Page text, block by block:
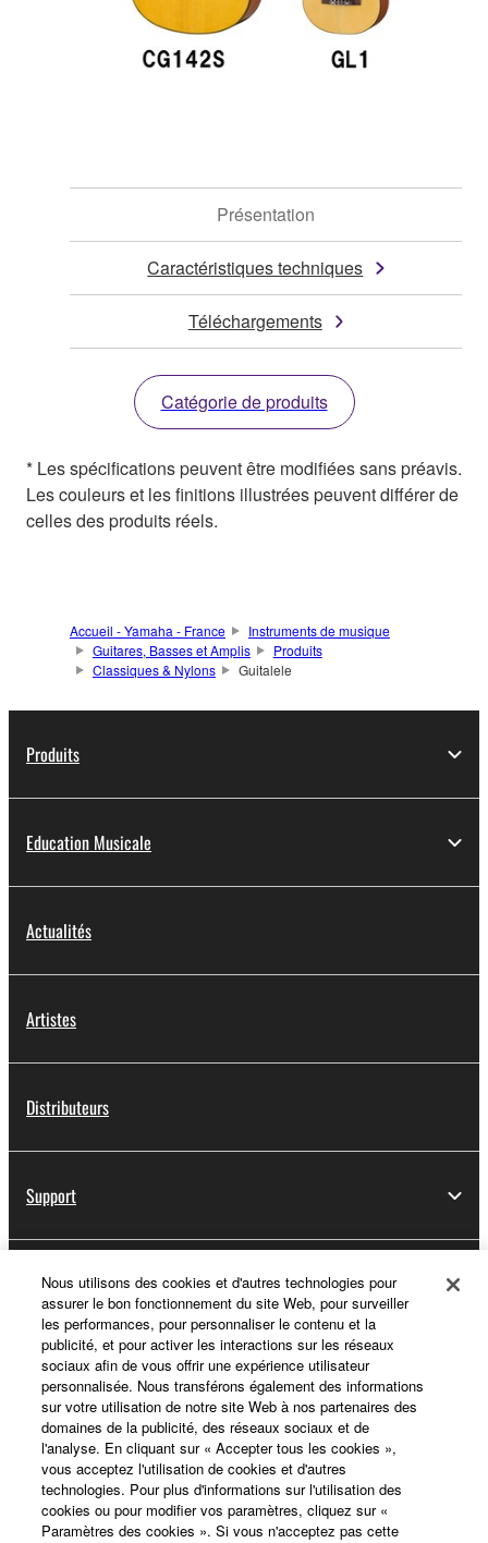
Présentation
Caractéristiques techniques
Téléchargements
Catégorie de produits
* Les spécifications peuvent être modifiées sans préavis.
Les couleurs et les finitions illustrées peuvent différer de
celles des produits réels.
Accueil - Yamaha - France
Instruments de musique
Guitares, Basses et Amplis
Produits
Classiques & Nylons
Guitalele
Produits
Education Musicale
Actualités
Artistes
Distributeurs
Support
Yamaha Music ID - Enregistrement
A propos de Yamaha
France - French
Professionnel
Nous utilisons des cookies et d'autres technologies pour
assurer le bon fonctionnement du site Web, pour surveiller
les performances, pour personnaliser le contenu et la
publicité, et pour activer les interactions sur les réseaux
sociaux afin de vous offrir une expérience utilisateur
personnalisée. Nous transférons également des informations
sur votre utilisation de notre site Web à nos partenaires des
domaines de la publicité, des réseaux sociaux et de
l'analyse. En cliquant sur « Accepter tous les cookies »,
vous acceptez l'utilisation de cookies et d'autres
technologies. Pour plus d'informations sur l'utilisation des
cookies ou pour modifier vos paramètres, cliquez sur «
Paramètres des cookies ». Si vous n'acceptez pas cette